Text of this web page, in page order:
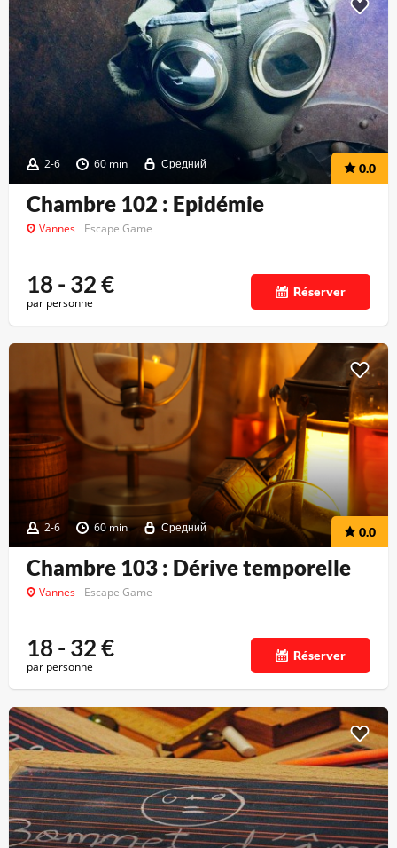
2-6 60 min Средний 0.0
Chambre 102 : Epidémie
Vannes Escape Game
18 - 32€
par personne
Réserver
2-6 60 min Средний 0.0
Chambre 103 : Dérive temporelle
Vannes Escape Game
18 - 32€
par personne
Réserver